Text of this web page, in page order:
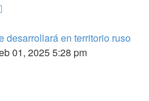
desarrollará en territorio ruso
01, 2025 5:28 pm